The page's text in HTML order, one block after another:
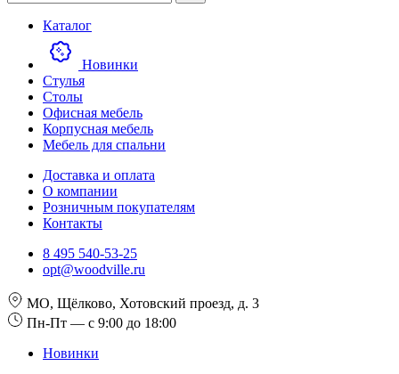
Каталог
Новинки
Стулья
Столы
Офисная мебель
Корпусная мебель
Мебель для спальни
Доставка и оплата
О компании
Розничным покупателям
Контакты
8 495 540-53-25
opt@woodville.ru
МО, Щёлково, Хотовский проезд, д. 3
Пн-Пт — с 9:00 до 18:00
Новинки